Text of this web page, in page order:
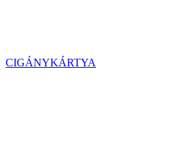
CIGÁNYKÁRTYA